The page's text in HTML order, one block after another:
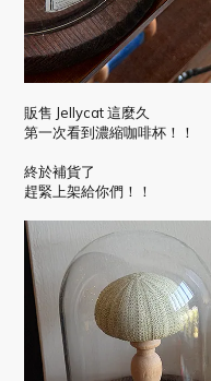
販售 Jellycat 這麼久
第一次看到濃縮咖啡杯！！
終於補貨了
趕緊上架給你們！！